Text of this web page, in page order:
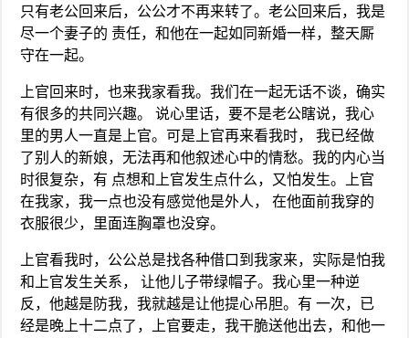
只有老公回来后，公公才不再来转了。老公回来后，我是
尽一个妻子的 责任，和他在一起如同新婚一样，整天厮
守在一起。
上官回来时，也来我家看我。我们在一起无话不谈，确实
有很多的共同兴趣。 说心里话，要不是老公瞎说，我心
里的男人一直是上官。可是上官再来看我时， 我已经做
了别人的新娘，无法再和他叙述心中的情愁。我的内心当
时很复杂，有 点想和上官发生点什么，又怕发生。上官
在我家，我一点也没有感觉他是外人， 在他面前我穿的
衣服很少，里面连胸罩也没穿。
上官看我时，公公总是找各种借口到我家来，实际是怕我
和上官发生关系， 让他儿子带绿帽子。我心里一种逆
反，他越是防我，我就越是让他提心吊胆。有 一次，已
经是晚上十二点了，上官要走，我干脆送他出去，和他一